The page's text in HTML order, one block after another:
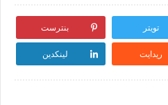
تويتر بنترست
ريدايت لينكدين